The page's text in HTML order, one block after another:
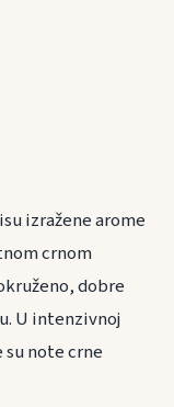
izražene arome
crnom
dobre
U intenzivnoj
note crne